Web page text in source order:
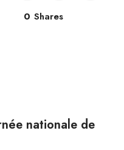
0 Shares
nationale de